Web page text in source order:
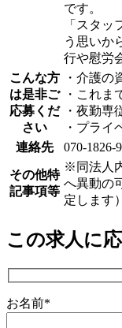
です。
「スタ
う思いか
行や慰労
こんな方
は是非ご
応募くだ
さい
・介護の
・これま
・夜勤専
・プライ
連絡先
070-1826-
その他特
記事項等
※同法人
へ異動の
定します）
この求人に
お名前*